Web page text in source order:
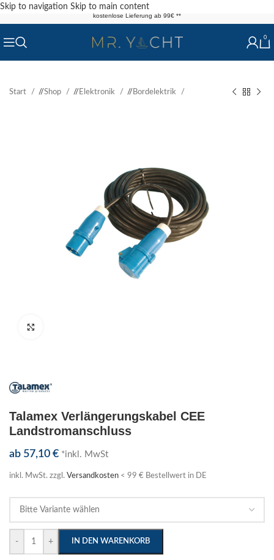
Skip to navigation Skip to main content
kostenlose Lieferung ab 99€ **
0
Start / Shop / Elektronik / Bordelektrik
Talamex Verlängerungskabel CEE
Landstromanschluss
ab 57,10 € *inkl. MwSt
inkl. MwSt. zzgl. Versandkosten < 99 € Bestellwert in DE
- + IN DEN WARENKORB